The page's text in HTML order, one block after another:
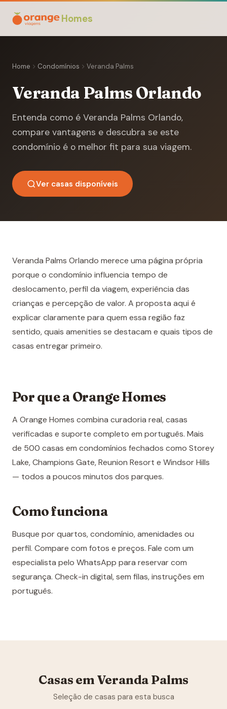
Homes
Home Condomínios Veranda Palms
Veranda Palms Orlando
Entenda como é Veranda Palms Orlando,
compare vantagens e descubra se este
condomínio é o melhor fit para sua viagem.
Ver casas disponíveis
Veranda Palms Orlando merece uma página própria
porque o condomínio influencia tempo de
deslocamento, perfil da viagem, experiência das
crianças e percepção de valor. A proposta aqui é
explicar claramente para quem essa região faz
sentido, quais amenities se destacam e quais tipos de
casas entregar primeiro.
Por que a Orange Homes
A Orange Homes combina curadoria real, casas
verificadas e suporte completo em português. Mais
de 500 casas em condomínios fechados como Storey
Lake, Champions Gate, Reunion Resort e Windsor Hills
— todos a poucos minutos dos parques.
Como funciona
Busque por quartos, condomínio, amenidades ou
perfil. Compare com fotos e preços. Fale com um
especialista pelo WhatsApp para reservar com
segurança. Check-in digital, sem filas, instruções em
português.
Casas em Veranda Palms
Seleção de casas para esta busca